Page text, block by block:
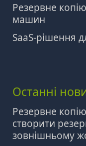
Резервне
машин
SaaS-рішення
Останні
Резервне
створити
зовнішньому